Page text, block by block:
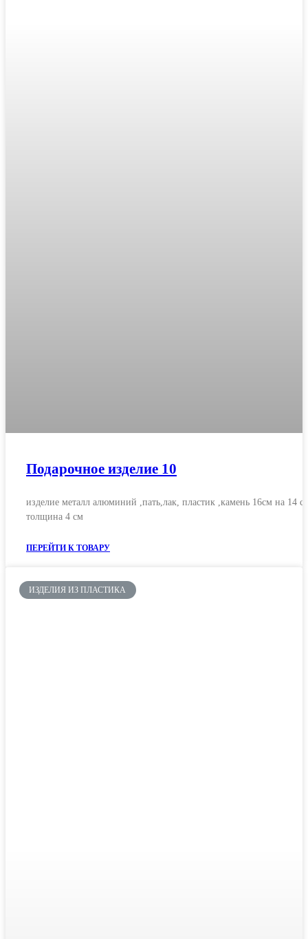
Подарочное изделие 10
изделие металл алюминий ,пать,лак, пластик ,камень 16см на 14
толщина 4 см
ПЕРЕЙТИ К ТОВАРУ
ИЗДЕЛИЯ ИЗ ПЛАСТИКА